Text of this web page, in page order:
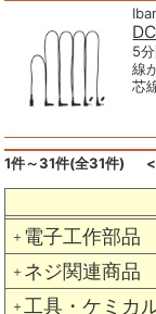
＋ 電子工作部品
＋ ネジ関連商品
＋ 工具・ケミカ
5
線
芯
1件～31件(全31件)